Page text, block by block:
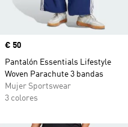
Precio
€ 50
Pantalón Essentials Lifestyle
Woven Parachute 3 bandas
Mujer Sportswear
3 colores